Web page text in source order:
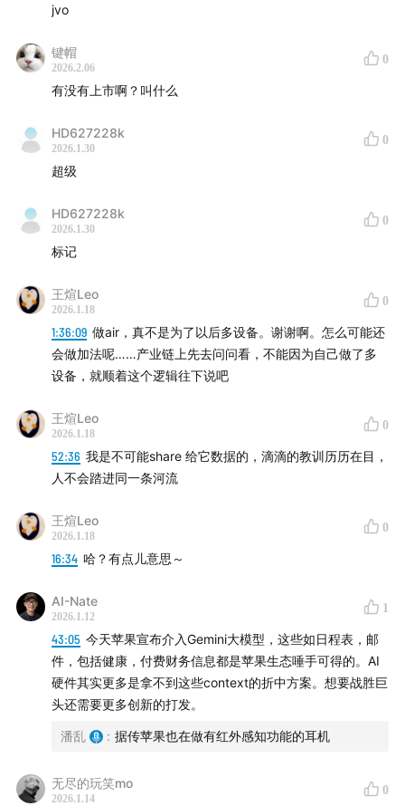
02:25 为什么选择带摄像头的AI耳机这种产品设计？
得只有一个
用户带上新品类是有成本的，但今天大家已经习惯
戴耳机了
摄像头应该到头的位置，因为它跟你的眼睛齐平
10:20 AI硬件的交互变化
为什么是光帆率先发布了首款视觉感知耳机？
【图】▲产品官网图片
投资人里有宁德时代、韶音、歌尔、兆易创新，行
业巨头集体为什么会在早期集中投资光帆？
量应用接进来。
21:46 自研AI 硬件操作系统Lightware OS
jvo
键帽
2026.2.06
0
有没有上市啊？叫什么
HD627228k
2026.1.30
0
超级
HD627228k
2026.1.30
0
标记
王煊Leo
2026.1.18
0
1:36:09 做air，真不是为了以后多设备。谢谢啊。怎么可能还
会做加法呢……产业链上先去问问看，不能因为自己做了多
设备，就顺着这个逻辑往下说吧
王煊Leo
2026.1.18
0
52:36 我是不可能share 给它数据的，滴滴的教训历历在目，
人不会踏进同一条河流
王煊Leo
2026.1.18
0
16:34 哈？有点儿意思～
AI-Nate
2026.1.12
1
43:05 今天苹果宣布介入Gemini大模型，这些如日程表，邮
件，包括健康，付费财务信息都是苹果生态唾手可得的。AI
硬件其实更多是拿不到这些context的折中方案。想要战胜巨
头还需要更多创新的打发。
潘乱 : 据传苹果也在做有红外感知功能的耳机
无尽的玩笑mo
2026.1.14
0